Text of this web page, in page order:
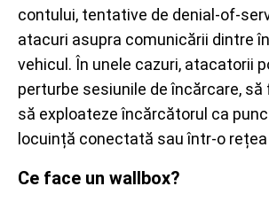
contului, tentative de denial-of-
atacuri asupra comunicării dintre
vehicul. În unele cazuri, atacatorii
perturbe sesiunile de încărcare, să
să exploateze încărcătorul ca
locuință conectată sau într-o
Ce face un wallbox?